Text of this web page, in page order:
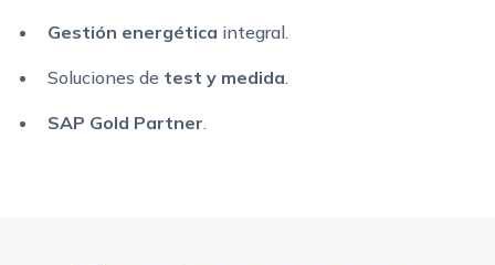
Gestión energética integral.
Soluciones de test y medida.
SAP Gold Partner.